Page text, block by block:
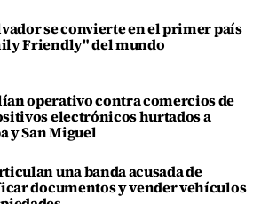
se convierte en el primer país
Friendly" del mundo
operativo contra comercios de
electrónicos hurtados a
y San Miguel
una banda acusada de
documentos y vender vehículos